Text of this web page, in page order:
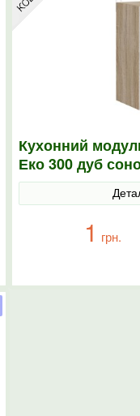
Кухонний
Еко 300 дуб
30х30х58
1 грн.